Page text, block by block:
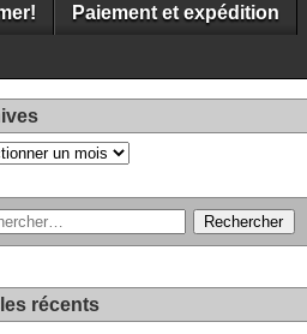
Paiement et expédition
récents